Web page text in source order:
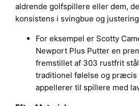
aldrende golfspillere eller dem,
konsistens i svingbue og
For eksempel er Scotty
Newport Plus Putter en
fremstillet af 303 rustfrit
traditionel følelse og præcis
appellerer til spillere med